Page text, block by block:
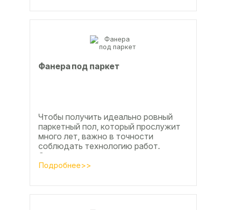
Фанера под паркет
Чтобы получить идеально ровный
паркетный пол, который прослужит
много лет, важно в точности
соблюдать технологию работ.
Сегодня одним из самых простых и
эффективных методов считается...
Подробнее>>